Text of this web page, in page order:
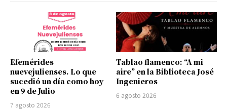
Efemérides
nuevejulienses. Lo que
sucedió un día como hoy
en 9 de Julio
7 agosto 2026
Tablao flamenco: “A mi
aire” en la Biblioteca José
Ingenieros
6 agosto 2026